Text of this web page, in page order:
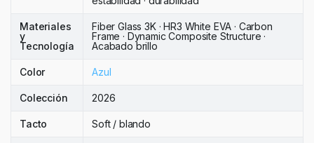
Materiales
y
Tecnología
Fiber Glass 3K · HR3 White EVA · Carbon
Frame · Dynamic Composite Structure ·
Acabado brillo
Color Azul
Colección 2026
Tacto Soft / blando